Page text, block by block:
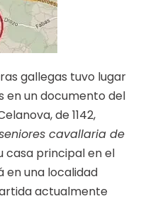
gallegas tuvo lugar
en un documento del
de 1142,
cavallaria de
casa principal en el
en una localidad
actualmente